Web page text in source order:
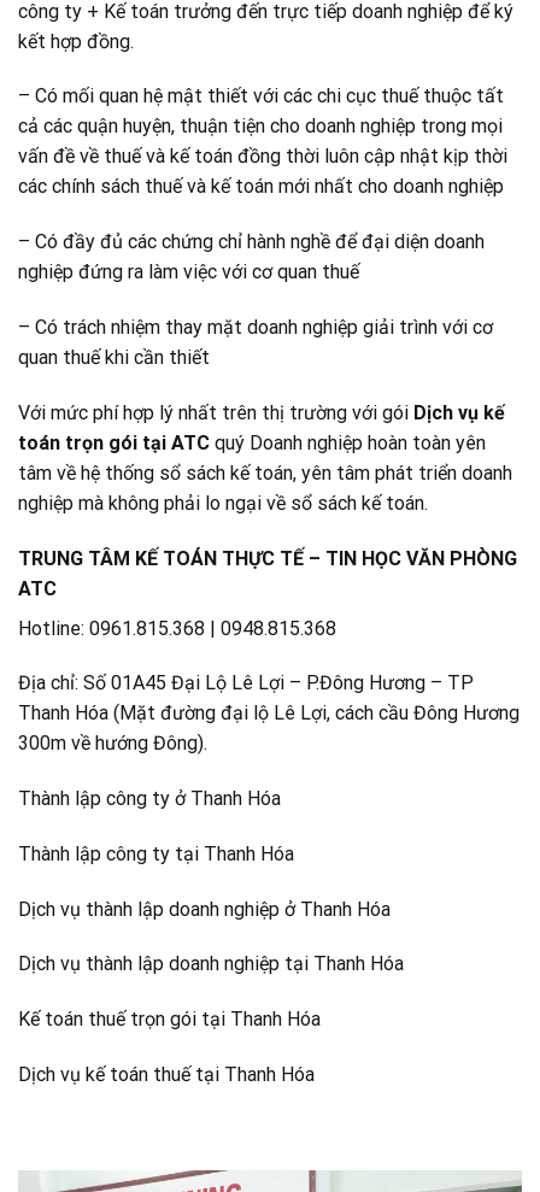
công ty + Kế toán trưởng đến trực tiếp doanh nghiệp để ký
kết hợp đồng.
– Có mối quan hệ mật thiết với các chi cục thuế thuộc tất
cả các quận huyện, thuận tiện cho doanh nghiệp trong mọi
vấn đề về thuế và kế toán đồng thời luôn cập nhật kịp thời
các chính sách thuế và kế toán mới nhất cho doanh nghiệp
– Có đầy đủ các chứng chỉ hành nghề để đại diện doanh
nghiệp đứng ra làm việc với cơ quan thuế
– Có trách nhiệm thay mặt doanh nghiệp giải trình với cơ
quan thuế khi cần thiết
Với mức phí hợp lý nhất trên thị trường với gói Dịch vụ kế
toán trọn gói tại ATC quý Doanh nghiệp hoàn toàn yên
tâm về hệ thống sổ sách kế toán, yên tâm phát triển doanh
nghiệp mà không phải lo ngại về sổ sách kế toán.
TRUNG TÂM KẾ TOÁN THỰC TẾ – TIN HỌC VĂN PHÒNG
ATC
Hotline: 0961.815.368 | 0948.815.368
Địa chỉ: Số 01A45 Đại Lộ Lê Lợi – P.Đông Hương – TP
Thanh Hóa (Mặt đường đại lộ Lê Lợi, cách cầu Đông Hương
300m về hướng Đông).
Thành lập công ty ở Thanh Hóa
Thành lập công ty tại Thanh Hóa
Dịch vụ thành lập doanh nghiệp ở Thanh Hóa
Dịch vụ thành lập doanh nghiệp tại Thanh Hóa
Kế toán thuế trọn gói tại Thanh Hóa
Dịch vụ kế toán thuế tại Thanh Hóa